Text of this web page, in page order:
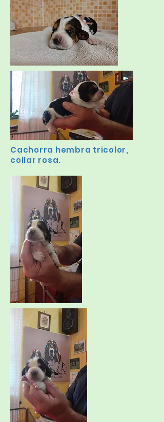
Cachorra hembra tricolor,
collar rosa.